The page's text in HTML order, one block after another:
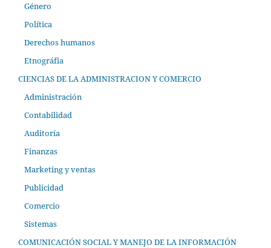
Género
Política
Derechos humanos
Etnográfia
CIENCIAS DE LA ADMINISTRACION Y COMERCIO
Administración
Contabilidad
Auditoría
Finanzas
Marketing y ventas
Publicidad
Comercio
Sistemas
COMUNICACIÓN SOCIAL Y MANEJO DE LA INFORMACIÓN